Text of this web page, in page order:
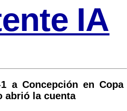
IA
a Concepción en Copa
abrió la cuenta